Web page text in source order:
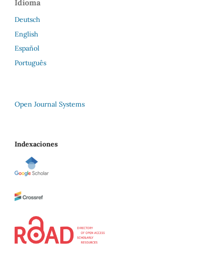
Idioma
Deutsch
English
Español
Português
Open Journal Systems
Indexaciones